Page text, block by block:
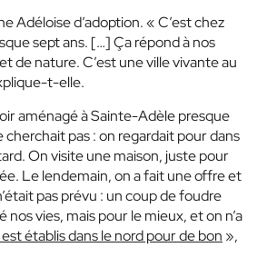
Adéloise d’adoption. « C’est chez
sept ans. […] Ça répond à nos
de nature. C’est une ville vivante au
t-elle.
aménagé à Sainte-Adèle presque
cherchait pas : on regardait pour dans
On visite une maison, juste pour
Le lendemain, on a fait une offre et
pas prévu : un coup de foudre
nos vies, mais pour le mieux, et on n’a
établis dans le nord pour de bon »,